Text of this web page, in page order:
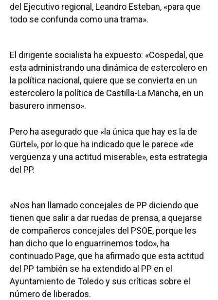
del Ejecutivo regional, Leandro Esteban, «para que
todo se confunda como una trama».
El dirigente socialista ha expuesto: «Cospedal, que
esta administrando una dinámica de estercolero en
la política nacional, quiere que se convierta en un
estercolero la política de Castilla-La Mancha, en un
basurero inmenso».
Pero ha asegurado que «la única que hay es la de
Gürtel», por lo que ha indicado que le parece «de
vergüenza y una actitud miserable», esta estrategia
del PP.
«Nos han llamado concejales de PP diciendo que
tienen que salir a dar ruedas de prensa, a quejarse
de compañeros concejales del PSOE, porque les
han dicho que lo enguarrinemos todo», ha
continuado Page, que ha afirmado que esta actitud
del PP también se ha extendido al PP en el
Ayuntamiento de Toledo y sus críticas sobre el
número de liberados.